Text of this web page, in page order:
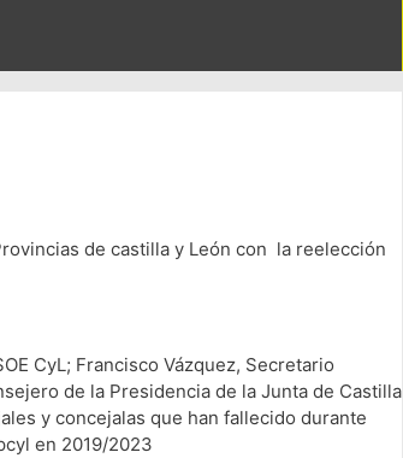
de castilla y León con la reelección
CyL; Francisco Vázquez, Secretario
de la Presidencia de la Junta de Castilla
y concejalas que han fallecido durante
en 2019/2023